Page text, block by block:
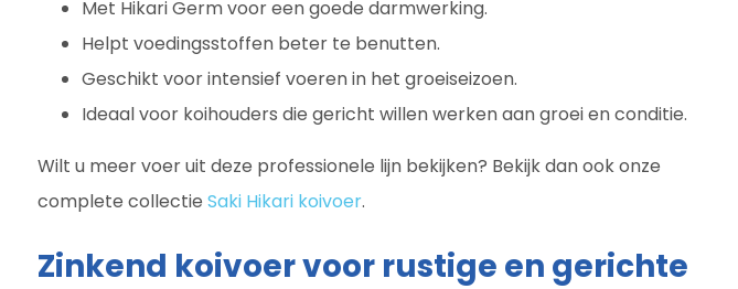
Met Hikari Germ voor een goede darmwerking.
Helpt voedingsstoffen beter te benutten.
Geschikt voor intensief voeren in het groeiseizoen.
Ideaal voor koihouders die gericht willen werken aan groei en conditie.
Wilt u meer voer uit deze professionele lijn bekijken? Bekijk dan ook onze
complete collectie Saki Hikari koivoer.
Zinkend koivoer voor rustige en gerichte